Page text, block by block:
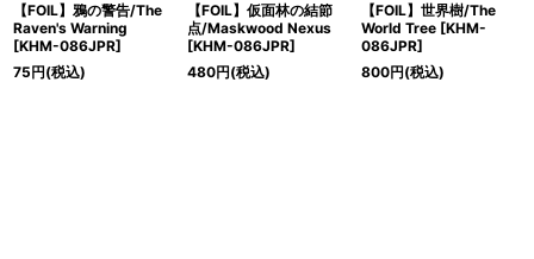
【FOIL】鴉の警告/The
Raven's Warning
[KHM-086JPR]
75円(税込)
【FOIL】仮面林の結節
点/Maskwood Nexus
[KHM-086JPR]
480円(税込)
【FOIL】世界樹/The
World Tree [KHM-
086JPR]
800円(税込)